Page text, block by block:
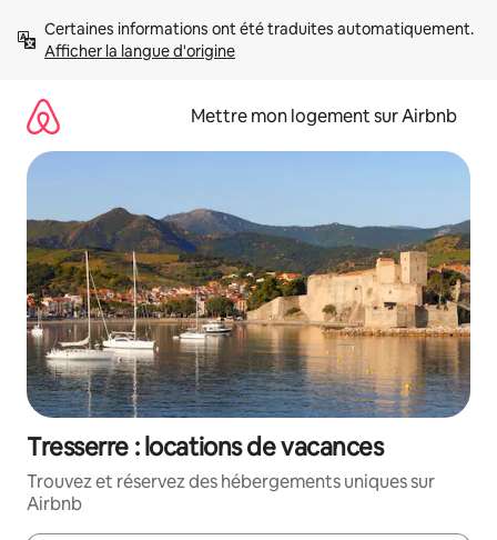
directement
Afficher la langue d'origine
Mettre mon logement sur Airbnb
Tresserre : locations de vacances
Trouvez et réservez des hébergements uniques sur
Airbnb